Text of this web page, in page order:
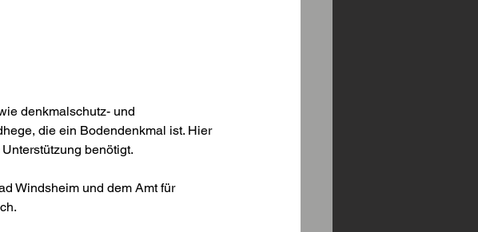
denkmalschutz- und
die ein Bodendenkmal ist. Hier
benötigt.
Windsheim und dem Amt für